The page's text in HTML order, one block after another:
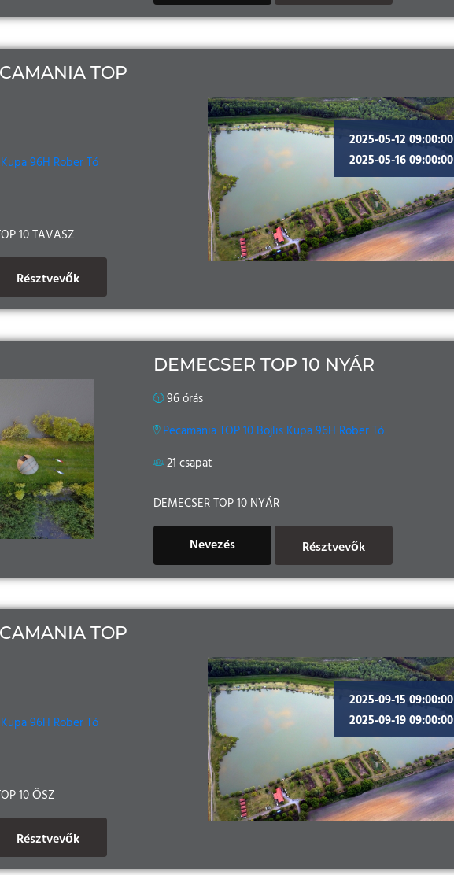
TOP
96H Rober Tó
10 TAVASZ
Résztvevők
2025-05-12 09:00:00
2025-05-16 09:00:00
DEMECSER TOP 10 NYÁR
96 órás
Pecamania TOP 10 Bojlis Kupa 96H Rober Tó
21 csapat
DEMECSER TOP 10 NYÁR
Nevezés Résztvevők
TOP
96H Rober Tó
10 ŐSZ
Résztvevők
2025-09-15 09:00:00
2025-09-19 09:00:00